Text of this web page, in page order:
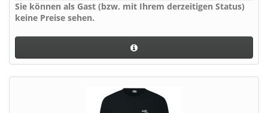
Sie können als Gast (bzw. mit Ihrem derzeitigen Status)
keine Preise sehen.